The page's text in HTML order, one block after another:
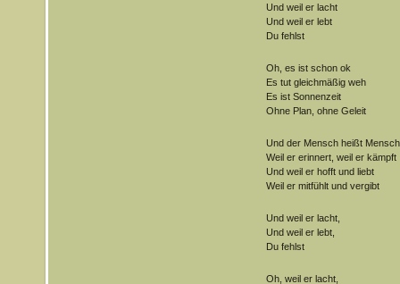
Und weil er lacht
Und weil er lebt
Du fehlst
Oh, es ist schon ok
Es tut gleichmäßig weh
Es ist Sonnenzeit
Ohne Plan, ohne Geleit
Und der Mensch heißt Mensch
Weil er erinnert, weil er kämpft
Und weil er hofft und liebt
Weil er mitfühlt und vergibt
Und weil er lacht,
Und weil er lebt,
Du fehlst
Oh, weil er lacht,